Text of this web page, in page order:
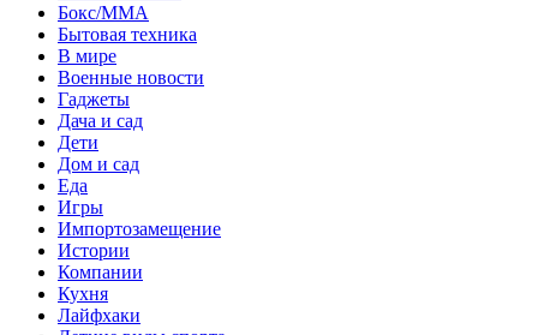
Бокс/MMA
Бытовая техника
В мире
Военные новости
Гаджеты
Дача и сад
Дети
Дом и сад
Еда
Игры
Импортозамещение
Истории
Компании
Кухня
Лайфхаки